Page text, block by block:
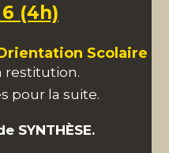
(4h)
Scolaire
restitution.
pour la suite.
SYNTHÈSE.